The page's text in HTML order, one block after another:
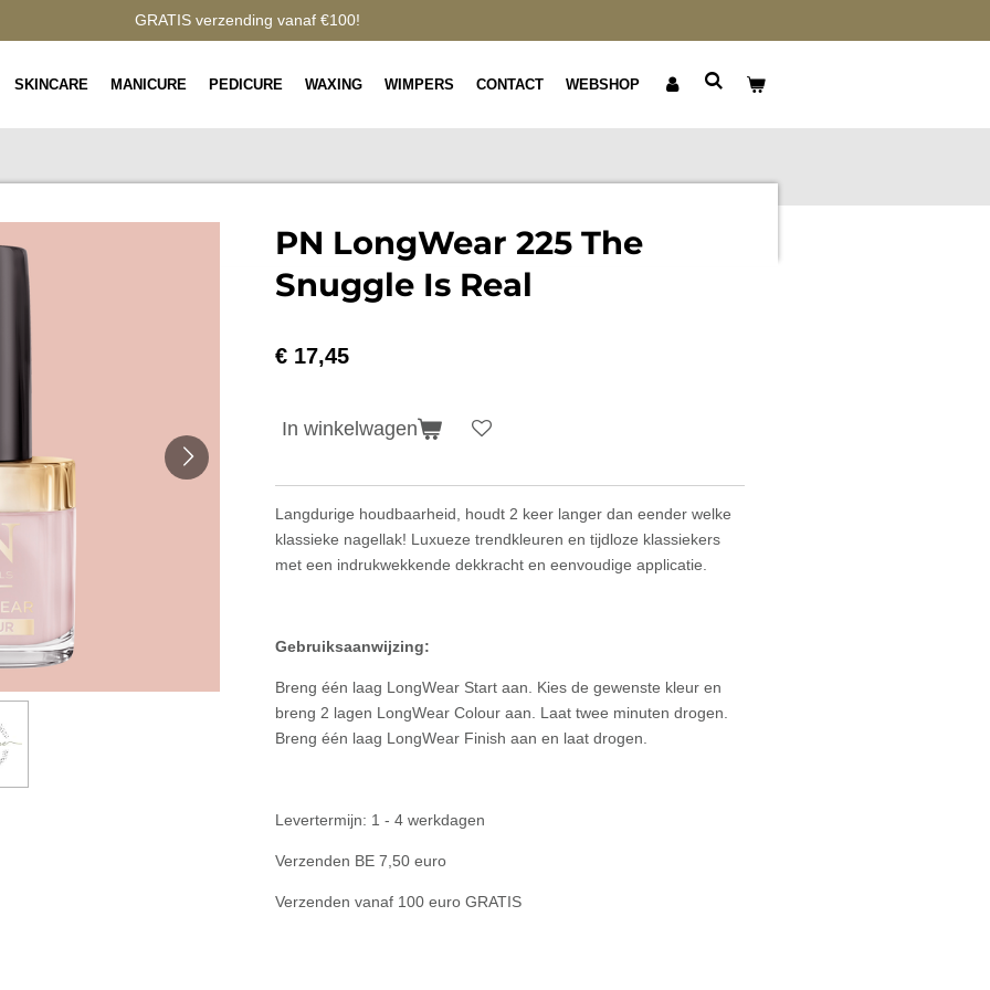
GRATIS verzending vanaf €100!
SKINCARE MANICURE PEDICURE WAXING WIMPERS CONTACT WEBSHOP
PN LongWear 225 The
Snuggle Is Real
€ 17,45
In winkelwagen
Langdurige houdbaarheid, houdt 2 keer langer dan eender welke
klassieke nagellak! Luxueze trendkleuren en tijdloze klassiekers
met een indrukwekkende dekkracht en eenvoudige applicatie.
Gebruiksaanwijzing:
Breng één laag LongWear Start aan. Kies de gewenste kleur en
breng 2 lagen LongWear Colour aan. Laat twee minuten drogen.
Breng één laag LongWear Finish aan en laat drogen.
Levertermijn: 1 - 4 werkdagen
Verzenden BE 7,50 euro
Verzenden vanaf 100 euro GRATIS